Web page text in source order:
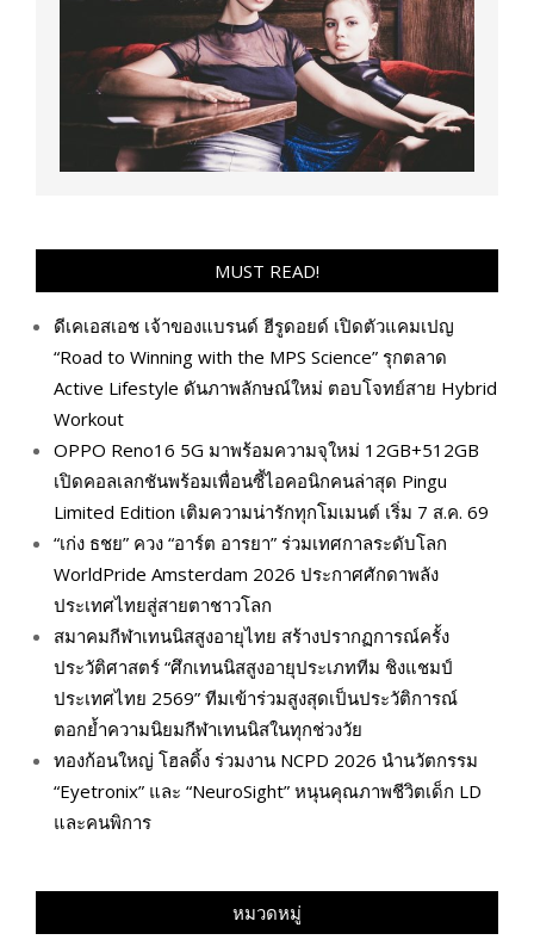
MUST READ!
ดีเคเอสเอช เจ้าของแบรนด์ ฮีรูดอยด์ เปิดตัวแคมเปญ
“Road to Winning with the MPS Science” รุกตลาด
Active Lifestyle ดันภาพลักษณ์ใหม่ ตอบโจทย์สาย Hybrid
Workout
OPPO Reno16 5G มาพร้อมความจุใหม่ 12GB+512GB
เปิดคอลเลกชันพร้อมเพื่อนซี้ไอคอนิกคนล่าสุด Pingu
Limited Edition เติมความน่ารักทุกโมเมนต์ เริ่ม 7 ส.ค. 69
“เก่ง ธชย” ควง “อาร์ต อารยา” ร่วมเทศกาลระดับโลก
WorldPride Amsterdam 2026 ประกาศศักดาพลัง
ประเทศไทยสู่สายตาชาวโลก
สมาคมกีฬาเทนนิสสูงอายุไทย สร้างปรากฏการณ์ครั้ง
ประวัติศาสตร์ “ศึกเทนนิสสูงอายุประเภททีม ชิงแชมป์
ประเทศไทย 2569” ทีมเข้าร่วมสูงสุดเป็นประวัติการณ์
ตอกย้ำความนิยมกีฬาเทนนิสในทุกช่วงวัย
ทองก้อนใหญ่ โฮลดิ้ง ร่วมงาน NCPD 2026 นำนวัตกรรม
“Eyetronix” และ “NeuroSight” หนุนคุณภาพชีวิตเด็ก LD
และคนพิการ
หมวดหมู่